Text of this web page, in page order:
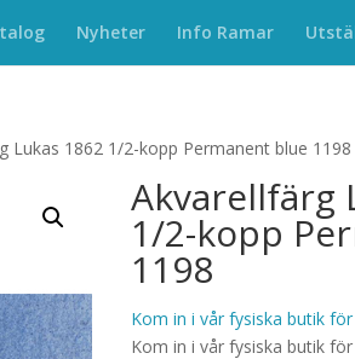
Nyheter Info Ramar
Lukas 1862 1/2-kopp Permanent blue 1198
Akvarellfärg
1/2-kopp
1198
Kom in i vår fysiska butik
Kom in i vår fysiska butik